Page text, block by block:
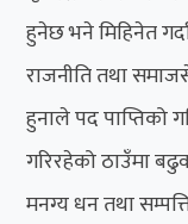
हुनेछ भने मिहिनेत
राजनीति तथा
हुनाले पद पाप्तिको
गरिरहेको ठाउँमा
मनग्य धन तथा